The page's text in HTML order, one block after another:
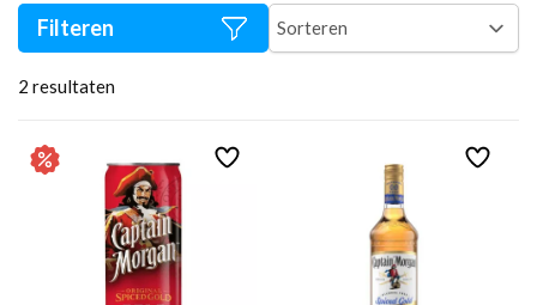
2 resultaten
Filteren